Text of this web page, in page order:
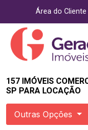
Área do Cliente
157 IMÓVEIS
SP PARA LOCAÇÃO
Outras Opções